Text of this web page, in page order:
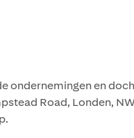
ondernemingen en
Road, Londen,